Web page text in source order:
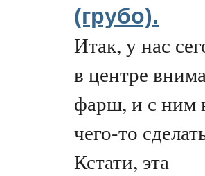
(грубо).
Итак, у нас
в центре
фарш, и с ним
чего-то
Кстати, эта